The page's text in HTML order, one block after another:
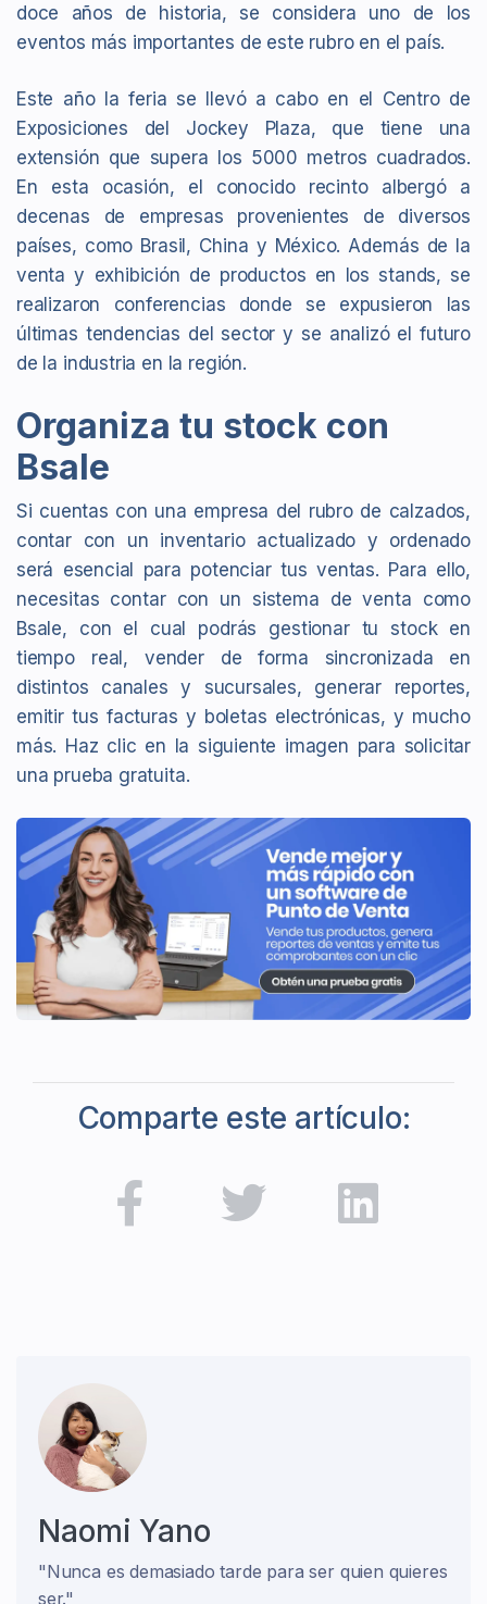
doce años de historia, se considera uno de los
eventos más importantes de este rubro en el país.
Este año la feria se llevó a cabo en el Centro de
Exposiciones del Jockey Plaza, que tiene una
extensión que supera los 5000 metros cuadrados.
En esta ocasión, el conocido recinto albergó a
decenas de empresas provenientes de diversos
países, como Brasil, China y México. Además de la
venta y exhibición de productos en los stands, se
realizaron conferencias donde se expusieron las
últimas tendencias del sector y se analizó el futuro
de la industria en la región.
Organiza tu stock con
Bsale
Si cuentas con una empresa del rubro de calzados,
contar con un inventario actualizado y ordenado
será esencial para potenciar tus ventas. Para ello,
necesitas contar con un sistema de venta como
Bsale, con el cual podrás gestionar tu stock en
tiempo real, vender de forma sincronizada en
distintos canales y sucursales, generar reportes,
emitir tus facturas y boletas electrónicas, y mucho
más. Haz clic en la siguiente imagen para solicitar
una prueba gratuita.
Comparte este artículo:
Naomi Yano
"Nunca es demasiado tarde para ser quien quieres
ser."